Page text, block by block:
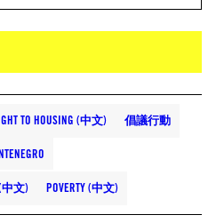
TO HOUSING (中文) 倡議行動
(中文) POVERTY (中文)